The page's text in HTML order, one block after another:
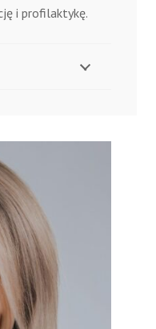
i profilaktykę.